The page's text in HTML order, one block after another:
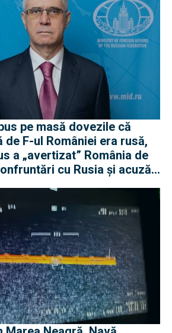
pe masă dovezile că
F-ul României era rusă,
a „avertizat” România de
cu Rusia și acuză